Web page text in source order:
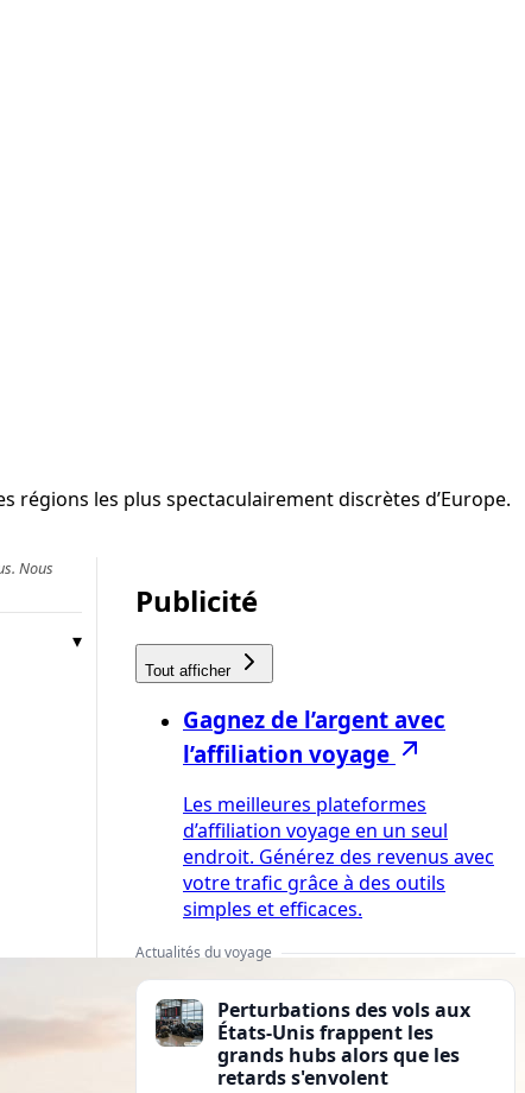
régions les plus spectaculairement discrètes d’Europe.
Nous
Publicité
Tout afficher
Gagnez de l’argent avec
l’affiliation voyage
Les meilleures plateformes
d’affiliation voyage en un seul
endroit. Générez des revenus avec
votre trafic grâce à des outils
simples et efficaces.
Actualités du voyage
Perturbations des vols aux
États-Unis frappent les
grands hubs alors que les
retards s'envolent